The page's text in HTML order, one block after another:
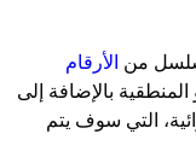
من الأرقام
بالإضافة إلى
التي سوف يتم